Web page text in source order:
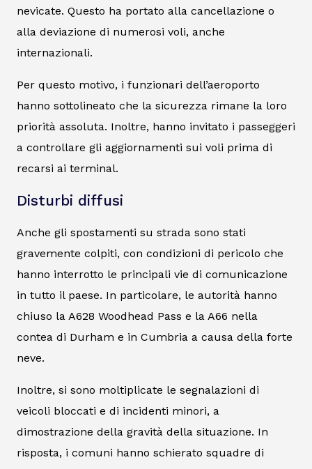
nevicate. Questo ha portato alla cancellazione o
alla deviazione di numerosi voli, anche
internazionali.
Per questo motivo, i funzionari dell’aeroporto
hanno sottolineato che la sicurezza rimane la loro
priorità assoluta. Inoltre, hanno invitato i passeggeri
a controllare gli aggiornamenti sui voli prima di
recarsi ai terminal.
Disturbi diffusi
Anche gli spostamenti su strada sono stati
gravemente colpiti, con condizioni di pericolo che
hanno interrotto le principali vie di comunicazione
in tutto il paese. In particolare, le autorità hanno
chiuso la A628 Woodhead Pass e la A66 nella
contea di Durham e in Cumbria a causa della forte
neve.
Inoltre, si sono moltiplicate le segnalazioni di
veicoli bloccati e di incidenti minori, a
dimostrazione della gravità della situazione. In
risposta, i comuni hanno schierato squadre di